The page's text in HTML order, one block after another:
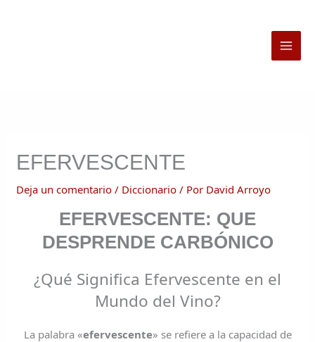
EFERVESCENTE
Deja un comentario / Diccionario / Por David Arroyo
EFERVESCENTE: QUE
DESPRENDE CARBÓNICO
¿Qué Significa Efervescente en el
Mundo del Vino?
La palabra «efervescente» se refiere a la capacidad de